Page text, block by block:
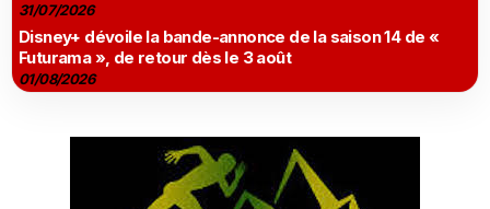
31/07/2026
Disney+ dévoile la bande-annonce de la saison 14 de «
Futurama », de retour dès le 3 août
01/08/2026